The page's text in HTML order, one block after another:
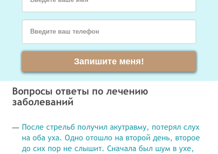
Введите ваш телефон
Запишите меня!
Вопросы ответы по лечению
заболеваний
После стрельб получил акутравму, потерял слух
на оба уха. Одно отошло на второй день, второе
до сих пор не слышит. Сначала был шум в ухе,